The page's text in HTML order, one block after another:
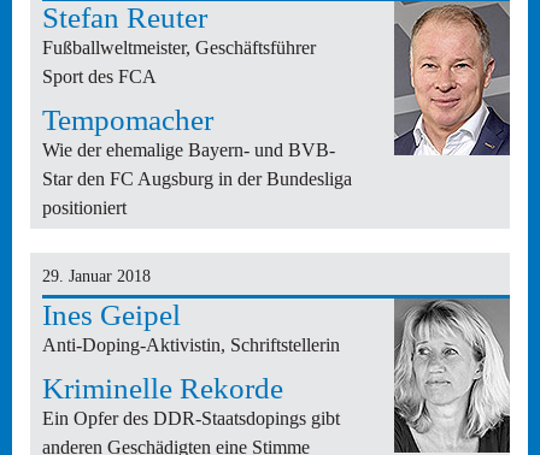
Stefan Reuter
Fußballweltmeister, Geschäftsführer
Sport des FCA
Tempomacher
Wie der ehemalige Bayern- und BVB-
Star den FC Augsburg in der Bundesliga
positioniert
29. Januar 2018
Ines Geipel
Anti-Doping-Aktivistin, Schriftstellerin
Kriminelle Rekorde
Ein Opfer des DDR-Staatsdopings gibt
anderen Geschädigten eine Stimme